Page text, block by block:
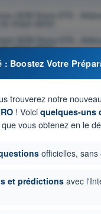
QCM Drone STS -
QCM Drone STS -
risque aérien
QCM Drone STS -
: Boostez Votre
trouverez notre nouveau
! Voici quelques-uns
vous obtenez en le
officielles, sans
et prédictions avec